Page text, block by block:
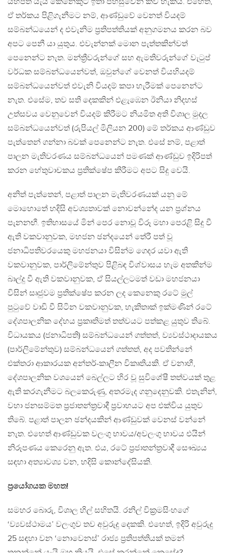
ඒ තර්කය පිළිගැනීමට නම්, ආණ්ඩුවේ වෙනත් වියදම්
සම්බන්ධයෙන් ද එවැනිම ප්‍රතිපත්තියක් අනුගමනය කරන බව
අපට පෙනී යා යුතුය. එවැන්නක් මොන පැත්තකින්වත්
පෙනෙන්ට නැත. මන්ත්‍රීවරුන්ගේ සහ ඇමතිවරුන්ගේ වැටුප්
වර්ධක සම්බන්ධයෙන්වත්, ඔවුන්ගේ වෙනත් වියහියදම්
සම්බන්ධයෙන්වත් එවැනි වියදම් කපා හැරීමක් පෙනෙන්ට
නැත. එසේම, තව සති දෙකකින් එළැඹෙන ඊනියා නිදහස්
උත්සවය වෙනුවෙන් වියදම් කිරීමට නියමිත අති විශාල මුදල
සම්බන්ධයෙන්වත් (රුපියල් මිලියන 200) මේ තර්කය ආණ්ඩුව
පැත්තෙන් ගන්නා බවක් පෙනෙන්ට නැත. එසේ නම්, පළාත්
පාලන මැතිවරණය සම්බන්ධයෙන් පමණක් ආණ්ඩුව ඉදිරිපත්
කරන හේතුවාචකය ප්‍රතික්ෂේප කිරීමට අපට සිදු වෙයි.
අනිත් පැත්තෙන්, පළාත් පාලන මැතිවරණයක් යනු මේ
මොහොතේ හදිසි අවශ්‍යතාවක් නොවන්නේද යන ප්‍රශ්නය
පැනනඟී. ඉතිහාසයේ මින් පෙර නොවූ විරූ මහා පෙරළි සිදු වී
ඇති වකවානුවක, මහජන ඡන්දයෙන් තේරී පත් වූ
ජනාධිපතිවරයෙකු මහජනයා විසින්ම ගෙදර යවා ඇති
වකවානුවක, පාර්ලිමේන්තුව පිළිබඳ විශ්වාසය හැම අතකින්ම
බාල්දු වී ඇති වකවානුවක, ඒ සියල්ලටමත් වඩා මහජනයා
විසින් සෘජුවම ප්‍රතික්ෂේප කරන ලද කෙනෙකු රටේ මුල්
පුටුවේ වාඩි වී සිටින වකවානුවක, හැකිතාක් ඉක්මණින් රටේ
දේශපාලනික දේහය ප්‍රකෘතිමත් තත්වයට පත්කළ යුතුව තිබේ.
විධායකය (ජනාධිපති) සම්බන්ධයෙන් ගත්තත්, ව්‍යවස්ථාදායකය
(පාර්ලිමේන්තුව) සම්බන්ධයෙන් ගත්තත්, අද පවතින්නේ
එක්තරා ආකාරයක අන්තර්-කාලීන විකෘතියකි. ඒ වනාහී,
දේශපාලනික වශයෙන් බෙල්ලට හිර වූ සුවිශේෂී තත්වයක් තුළ
ඇති කරගැනීමට බලකෙරුණු, අතරමැද ගනුදෙනුවකි. එතැනින්,
වහා ජනසම්මත ප්‍රජාතන්ත්‍රවාදී ප්‍රවාහයට අප එක්විය යුතුව
තිබේ. පළාත් පාලන ඡන්දයකින් ආණ්ඩුවක් වෙනස් වන්නේ
නැත. එහෙත් ආණ්ඩුවක වලංගු භාවය/අවලංගු භාවය එයින්
නිරූපණය කෙරෙනු ඇත. එය, රටේ ප්‍රජාතන්ත්‍රවාදී සෞඛ්‍යය
සඳහා අත්‍යාවශ්‍ය වන, හදිසි කොන්දේසියකි.
ප්‍රයෝගයක මහත!
සමහර බොරු, විශාල හිල් සහිතයි. රනිල් වික්‍රමසිංහගේ
‘ව්‍යවස්ථාමය’ වලංගුව තව අවුරුදු දෙකකි. එහෙත්, ඉදිරි අවුරුදු
25 සඳහා වන ‘නොවෙනස්’ රාජ්‍ය ප්‍රතිපත්තියක් තමන්